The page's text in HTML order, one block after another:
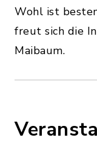
Wohl ist
freut sich die
Maibaum.